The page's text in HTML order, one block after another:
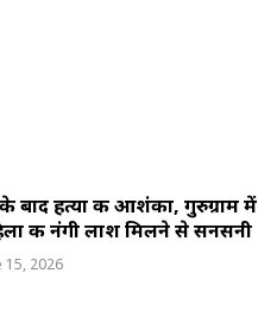
बाद हत्या की आशंका, गुरुग्राम में
की नंगी लाश मिलने से सनसनी
15, 2026